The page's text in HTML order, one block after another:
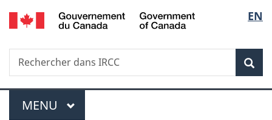
Passer
au
Passer
à
du
Passer
à
simplifiée
de
la
EN
Recherche
Rechercher
dans
Menu
MENU PRINCIPAL